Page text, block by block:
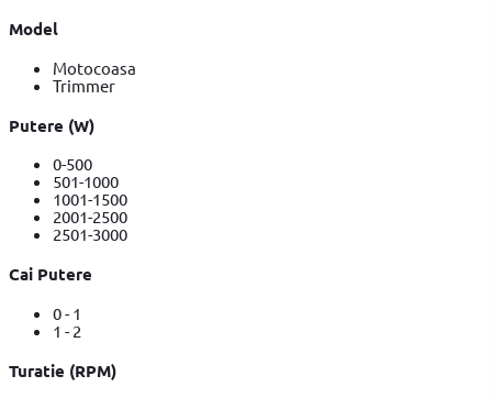
Model
Motocoasa
Trimmer
Putere (W)
0-500
501-1000
1001-1500
2001-2500
2501-3000
Cai Putere
0 - 1
1 - 2
Turatie (RPM)